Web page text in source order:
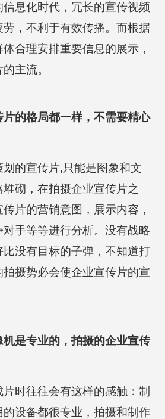
息化时代，冗长的宣传视频
，不利于有效传播。而根据
合理安排重要信息的展示，
主流。
的格局都一样，不需要精心
的宣传片,只能是图象和文
砌，在拍摄企业宣传片之
片的营销意图，展示内容，
手等等进行分析。没有战略
没有目标的子弹，不知道打
摄势必会使企业宣传片的宣
是专业的，拍摄的企业宣传
时往往会有这样的感触：制
设备都很专业，拍摄和制作